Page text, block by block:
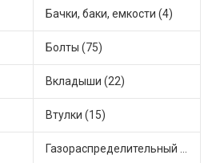
Бачки, баки, емкости (4)
Болты (75)
Вкладыши (22)
Втулки (15)
Газораспределительный механизм (2)